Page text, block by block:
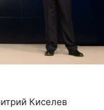
Киселев